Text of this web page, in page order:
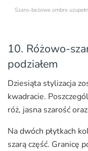
Szaro-beżowe ombre
10. Różowo-
podziałem
Dziesiąta stylizacja
kwadracie.
róż, jasna szarość
Na dwóch płytkach
szarą część. Granicę